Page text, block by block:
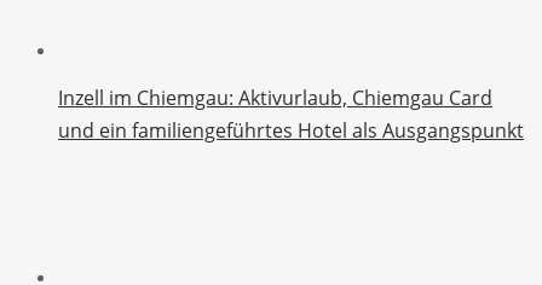
Inzell im Chiemgau: Aktivurlaub, Chiemgau Card
und ein familiengeführtes Hotel als Ausgangspunkt